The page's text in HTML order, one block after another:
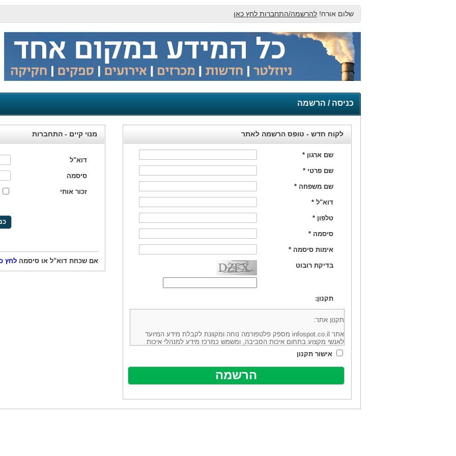
שלום אורח! להרשמה/התחברות לחץ כאן
כניסה / הרשמה
מנוי קיים - התחברות
דוא"ל
סיסמה
זכור אותי
אם שכחת דוא"ל או סיסמה לחץ
לקוח חדש - טופס הרשמה לאתר
שם ארגון *
שם פרטי *
שם משפחה *
דוא"ל *
טלפון *
סיסמה *
אימות סיסמה *
בדיקת רובוט
תקנון:
תקנון אתר:
אתר infospot.co.il מספק פלטפורמה נוחה ומקוונת לקבלת מידע המיועד
לאנשי מקצוע בתחום איכות הסביבה, ומשמש כמרכז מידע למנהלי איכות
סביבה (להלן: "המידע"). האתר בבעלותה ובניהולה של חברת יזמות וידע
מיקוד 6113102 ובדוא"ל: office@infospot.co.il (להלן: "האתר").
האתר אינו מספק את השירותים המפורסמים באתר ע"י ספקים שונים, איננו
מוכר את השירות המוצע באתר ע"י ספקים שונים, איננו מעורב במתן השירות
אלקטרונית של פרסום עבור נותני שירותים אלו. במילים אחרות, האחריות על
ביצוע העסקה בין הגולשים לבין המפרסמים נותני השירות ואיכותה מוטלת על
אישור תקנון